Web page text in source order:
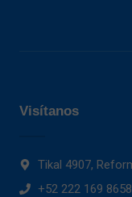
Visítanos
Tikal 4907,
+52 222 169 8658